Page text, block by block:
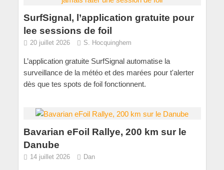
SurfSignal, l’application gratuite pour
lee sessions de foil
20 juillet 2026 S. Hocquinghem
L’application gratuite SurfSignal automatise la
surveillance de la météo et des marées pour t'alerter
dès que tes spots de foil fonctionnent.
Bavarian eFoil Rallye, 200 km sur le
Danube
14 juillet 2026 Dan